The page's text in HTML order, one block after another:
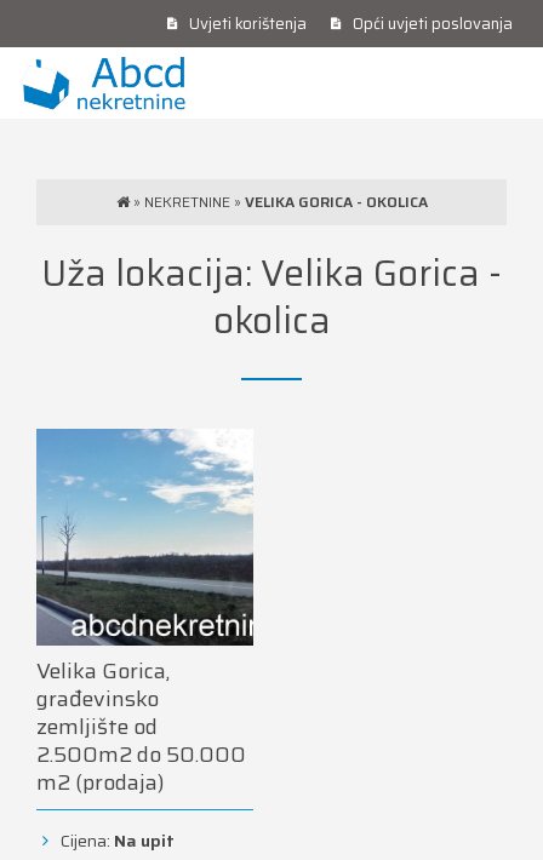
Uvjeti korištenja Opći uvjeti poslovanja
» NEKRETNINE» VELIKA GORICA - OKOLICA
Uža lokacija:Velika Gorica -
okolica
Velika Gorica,
građevinsko
zemljište od
2.500m2 do 50.000
m2 (prodaja)
Cijena: Na upit